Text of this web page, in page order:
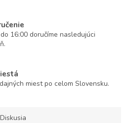
16:00 doručíme nasledujúci
miest po celom Slovensku.
Diskusia